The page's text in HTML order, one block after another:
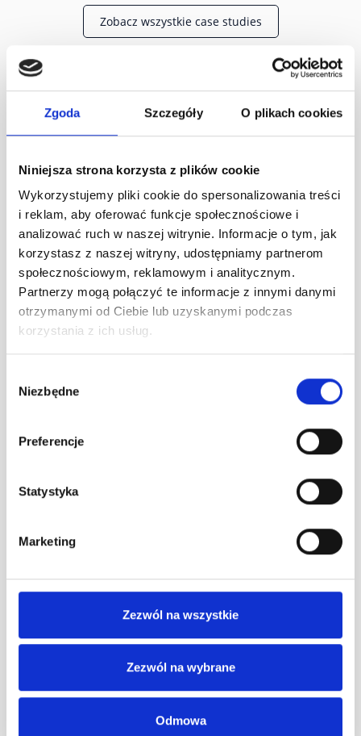
Zgoda Szczegóły O plikach cookies
Niniejsza strona korzysta z plików cookie
Wykorzystujemy pliki cookie do spersonalizowania treści
i reklam, aby oferować funkcje społecznościowe i
analizować ruch w naszej witrynie. Informacje o tym, jak
korzystasz z naszej witryny, udostępniamy partnerom
społecznościowym, reklamowym i analitycznym.
Partnerzy mogą połączyć te informacje z innymi danymi
otrzymanymi od Ciebie lub uzyskanymi podczas
korzystania z ich usług.
zgody
Niezbędne
Preferencje
Statystyka
Marketing
Zezwól na wszystkie
Zezwól na wybrane
Odmowa
Zobacz wszystkie case studies
Program lojalnościowy B2B, branża budowlana
batPRO
Program lojalnościowy B2B dla stałych klientów
nim też moduły B2B i organizuje dodatkowe akcje